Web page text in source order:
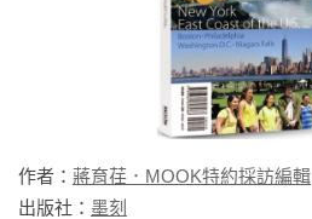
作者： 蔣育荏．MOOK特約採訪編輯
出版社： 墨刻